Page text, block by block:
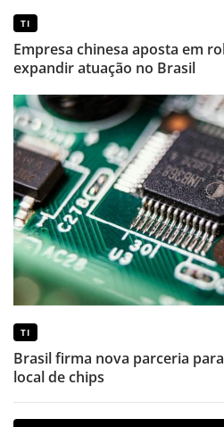
TI
Empresa chinesa aposta em
expandir atuação no Brasil
TI
Brasil firma nova parceria
local de chips